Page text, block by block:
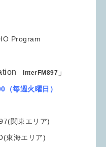
Program
InterFM897 」
毎週火曜日）
関東エリア)
東海エリア)